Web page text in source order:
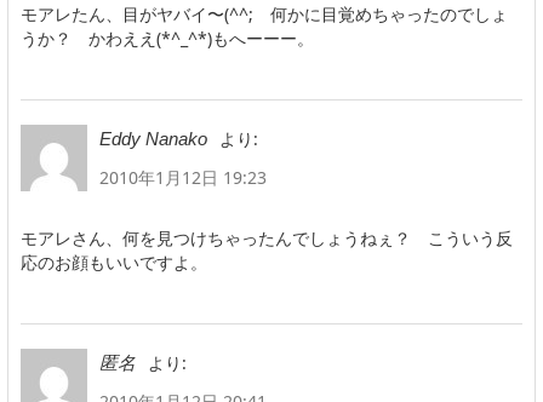
モアレたん、目がヤバイ〜(^^; 何かに目覚めちゃったのでしょ
うか？ かわええ(*^_^*)もへーーー。
Eddy Nanako
より:
2010年1月12日 19:23
モアレさん、何を見つけちゃったんでしょうねぇ？ こういう反
応のお顔もいいですよ。
匿名
より: